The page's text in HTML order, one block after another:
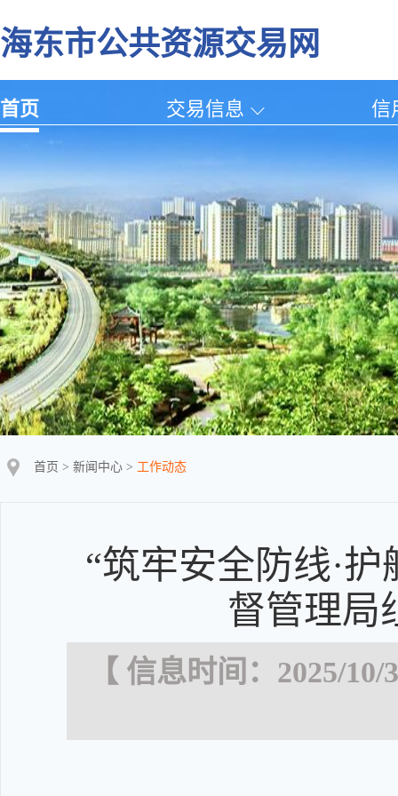
海东市公共资源交易网
首页 交易信息 信
首页 > 新闻中心 > 工作动态
“筑牢安全防线·
督管理局
【 信息时间：2025/